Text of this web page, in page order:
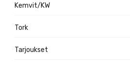
Kemvit/KW
Tork
Tarjoukset